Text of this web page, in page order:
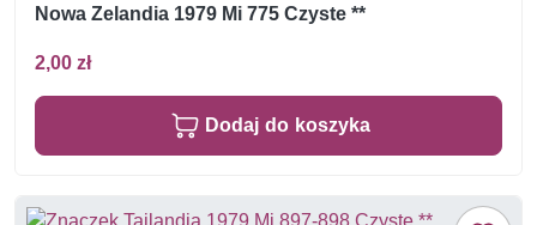
Nowa Zelandia 1979 Mi 775 Czyste **
2,00 zł
Dodaj do koszyka